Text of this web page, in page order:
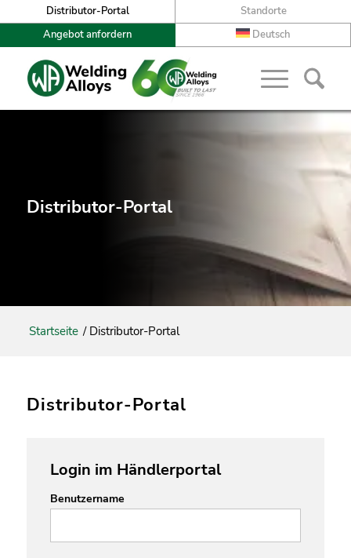
Distributor-Portal
Standorte
Angebot anfordern
Deutsch
Distributor-Portal
Startseite / Distributor-Portal
Distributor-Portal
Login im Händlerportal
Benutzername